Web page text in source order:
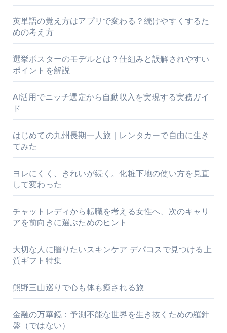
英単語の覚え方はアプリで変わる？続けやすくするた
めの考え方
選挙ポスターのモデルとは？仕組みと誤解されやすい
ポイントを解説
AI活用でニッチ選定から自動収入を実現する実務ガイ
ド
はじめての九州長期一人旅｜レンタカーで自由に生き
てみた
ヨレにくく、きれいが続く。化粧下地の使い方を見直
して変わった
チャットレディから転職を考える女性へ、次のキャリ
アを前向きに選ぶためのヒント
大切な人に贈りたいスキンケア デパコスで見つける上
質ギフト特集
熊野三山巡りで心も体も癒される旅
金融の万華鏡：予測不能な世界を生き抜くための羅針
盤（ではない）